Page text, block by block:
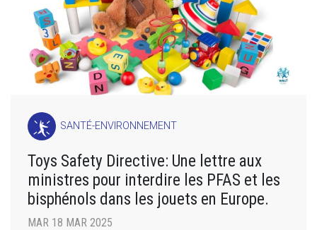
SANTÉ-ENVIRONNEMENT
Toys Safety Directive: Une lettre aux
ministres pour interdire les PFAS et les
bisphénols dans les jouets en Europe.
MAR 18 MAR 2025